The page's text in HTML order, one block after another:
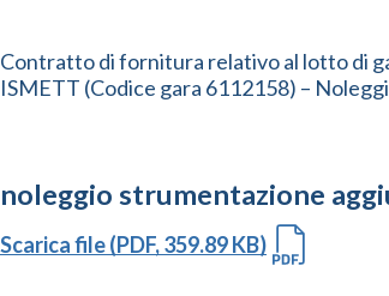
Contratto di fornitura relativo al lotto di
ISMETT (Codice gara 6112158) –
noleggio strumentazione
Scarica file (PDF, 359.89 KB)